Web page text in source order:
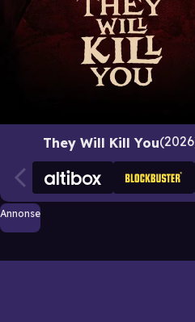
They Will Kill You 2026
Annonse